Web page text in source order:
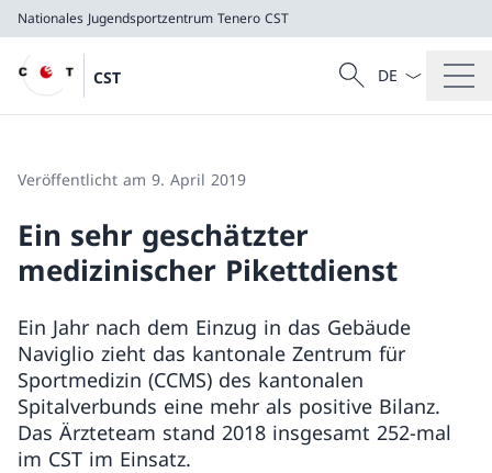
Nationales Jugendsportzentrum Tenero CST
CST
CST
Suche
Suche
Sprach
Veröffentlicht am 9. April 2019
Ein sehr geschätzter
medizinischer Pikettdienst
Ein Jahr nach dem Einzug in das Gebäude
Naviglio zieht das kantonale Zentrum für
Sportmedizin (CCMS) des kantonalen
Spitalverbunds eine mehr als positive Bilanz.
Das Ärzteteam stand 2018 insgesamt 252-mal
im CST im Einsatz.